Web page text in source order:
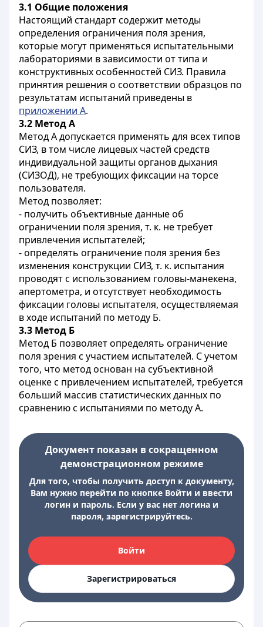
3.1 Общие положения
Настоящий стандарт содержит методы
определения ограничения поля зрения,
которые могут применяться испытательными
лабораториями в зависимости от типа и
конструктивных особенностей СИЗ. Правила
принятия решения о соответствии образцов по
результатам испытаний приведены в
приложении А.
3.2 Метод А
Метод А допускается применять для всех типов
СИЗ, в том числе лицевых частей средств
индивидуальной защиты органов дыхания
(СИЗОД), не требующих фиксации на торсе
пользователя.
Метод позволяет:
- получить объективные данные об
ограничении поля зрения, т. к. не требует
привлечения испытателей;
- определять ограничение поля зрения без
изменения конструкции СИЗ, т. к. испытания
проводят с использованием головы-манекена,
апертометра, и отсутствует необходимость
фиксации головы испытателя, осуществляемая
в ходе испытаний по методу Б.
3.3 Метод Б
Метод Б позволяет определять ограничение
поля зрения с участием испытателей. С учетом
того, что метод основан на субъективной
оценке с привлечением испытателей, требуется
больший массив статистических данных по
сравнению с испытаниями по методу А.
Документ показан в сокращенном
демонстрационном режиме
Для того, чтобы получить доступ к документу,
Вам нужно перейти по кнопке Войти и ввести
логин и пароль. Если у вас нет логина и
пароля, зарегистрируйтесь.
Войти
Зарегистрироваться